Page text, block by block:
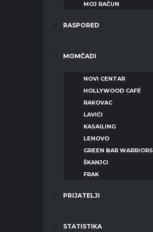
MOJ RAČUN
RASPORED
MOMČADI
NOVI CENTAR
HOLLYWOOD CAFÉ
RAKOVAC
LAVIĆI
KASAILING
LENOVO
GREEN BAR WARRIORS
ŠKANJCI
FRAK
PRIJATELJI
STATISTIKA